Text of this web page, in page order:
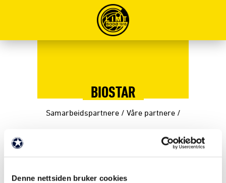
Denne nettsiden bruker cookies
BIOSTAR
Samarbeidspartnere / Våre partnere /
Partner siden: 2021